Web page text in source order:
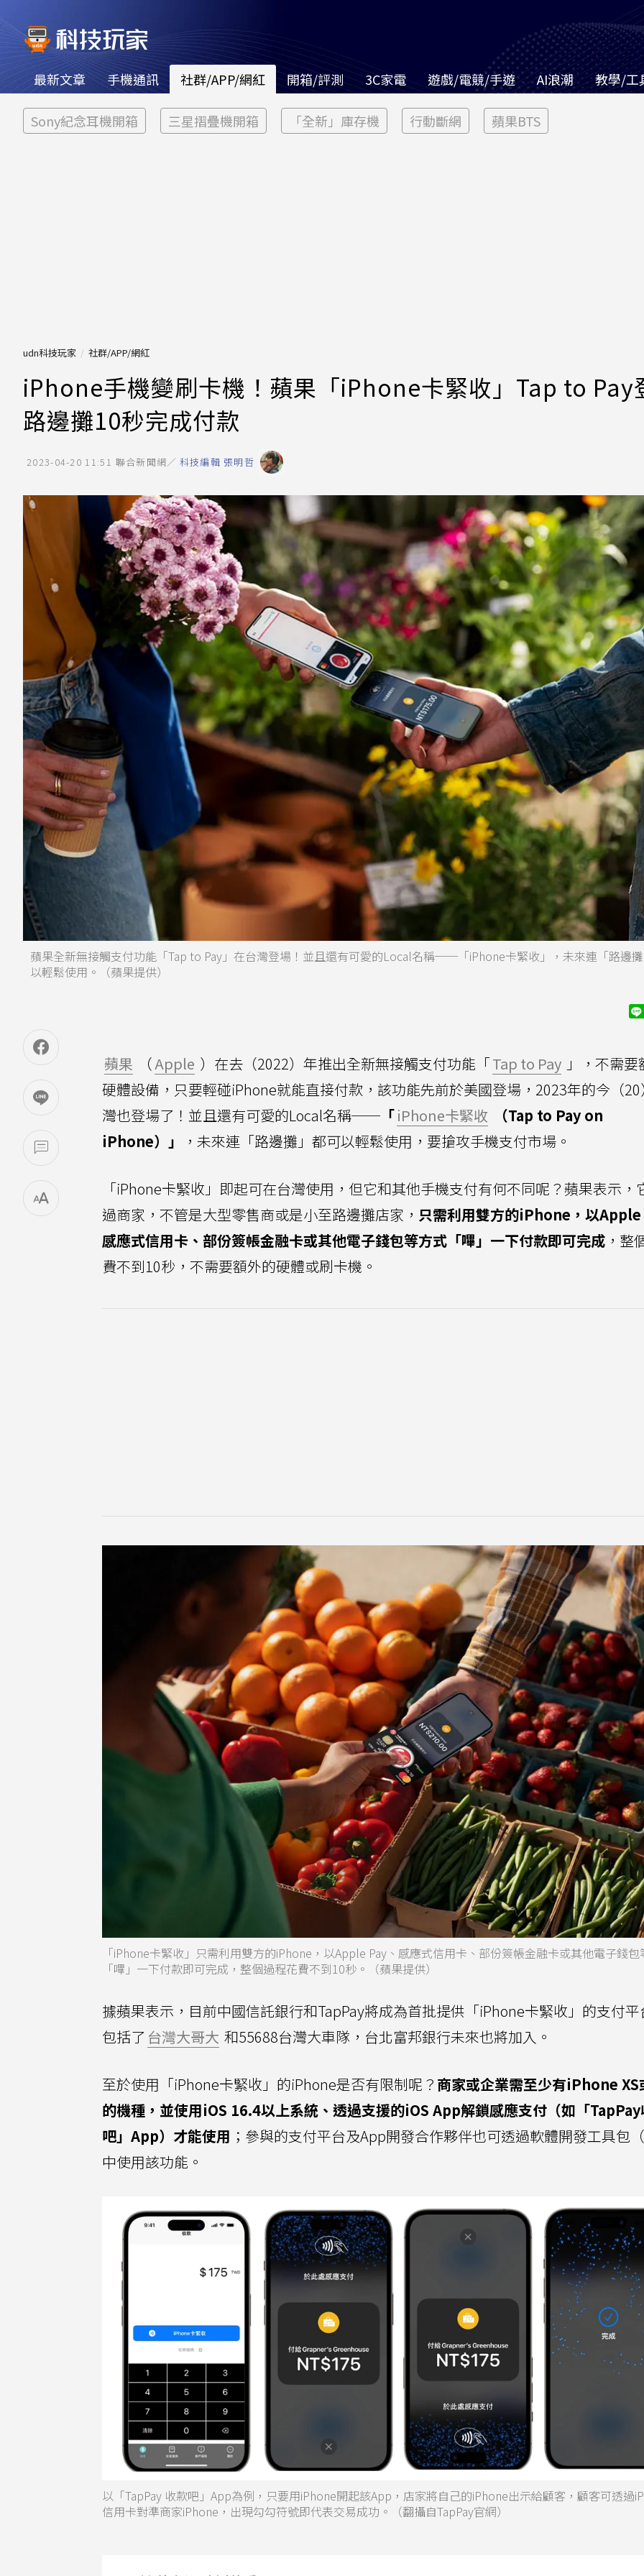
最新文章 手機通訊 社群/APP/網紅 開箱/評測 3C家電 遊戲/電競/手遊 AI浪潮 教學/工
Sony紀念耳機開箱 三星摺疊機開箱 「全新」庫存機 行動斷網 蘋果BTS
udn科技玩家 社群/APP/網紅
iPhone手機變刷卡機！蘋果「iPhone卡緊收」Tap to Pay
路邊攤10秒完成付款
2023-04-20 11:51 聯合新聞網／ 科技編輯 張明哲
蘋果全新無接觸支付功能「Tap to Pay」在台灣登場！並且還有可愛的Local名稱──「iPhone卡緊收」，未來連「路邊
以輕鬆使用。（蘋果提供）
蘋果 （Apple ）在去（2022）年推出全新無接觸支付功能「Tap to Pay 」，不需
硬體設備，只要輕碰iPhone就能直接付款，該功能先前於美國登場，2023年的今（
灣也登場了！並且還有可愛的Local名稱── 「iPhone卡緊收
（Tap to Pay on
iPhone）」
，未來連「路邊攤」都可以輕鬆使用，要搶攻手機支付市場。
「iPhone卡緊收」即起可在台灣使用，但它和其他手機支付有何不同呢？蘋果表示，
過商家，不管是大型零售商或是小至路邊攤店家， 只需利用雙方的iPhone，以Apple
感應式信用卡、部份簽帳金融卡或其他電子錢包等方式「嗶」一下付款即可完成 ，整
費不到10秒，不需要額外的硬體或刷卡機。
「iPhone卡緊收」只需利用雙方的iPhone，以Apple Pay、感應式信用卡、部份簽帳金融卡或其他電子錢包
「嗶」一下付款即可完成，整個過程花費不到10秒。（蘋果提供）
據蘋果表示，目前中國信託銀行和TapPay將成為首批提供「iPhone卡緊收」的支付
包括了 台灣大哥大 和55688台灣大車隊，台北富邦銀行未來也將加入。
至於使用「iPhone卡緊收」的iPhone是否有限制呢？ 商家或企業需至少有iPhone XS
的機種，並使用iOS 16.4以上系統、透過支援的iOS App解鎖感應支付（如「
吧」App）才能使用 ；參與的支付平台及App開發合作夥伴也可透過軟體開發工具包
中使用該功能。
以「TapPay 收款吧」App為例，只要用iPhone開起該App，店家將自己的iPhone出示給顧客，顧客可透過
信用卡對準商家iPhone，出現勾勾符號即代表交易成功。（翻攝自TapPay官網）